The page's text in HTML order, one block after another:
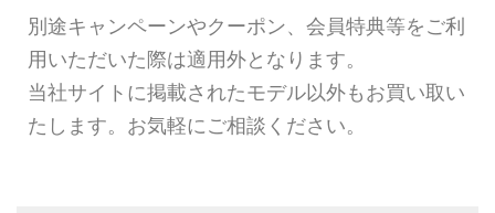
別途キャンペーンやクーポン、会員特典等をご利
用いただいた際は適用外となります。
当社サイトに掲載されたモデル以外もお買い取い
たします。お気軽にご相談ください。